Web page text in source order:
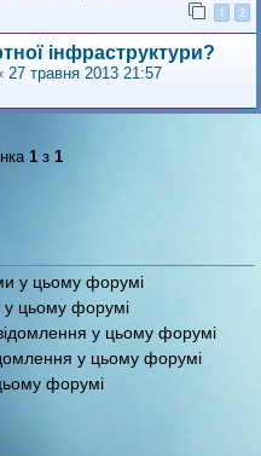
1 2
інфраструктури?
27 травня 2013 21:57
1 з 1
у цьому форумі
у цьому форумі
у цьому форумі
у цьому форумі
форумі